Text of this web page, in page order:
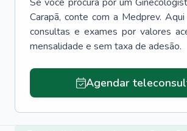
Carapã, conte com a Medprev.
consultas e exames por valores
mensalidade e sem taxa de adesão.
Agendar